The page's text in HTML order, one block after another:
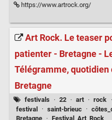
https://www.artrock.org/
Art Rock. Le teaser
patienter - Bretagne -
Télégramme, quotidien
Bretagne
festivals · 22 · art · rock ·
festival
· saint-brieuc ·
Bretagne
· Festival_Art_Rock